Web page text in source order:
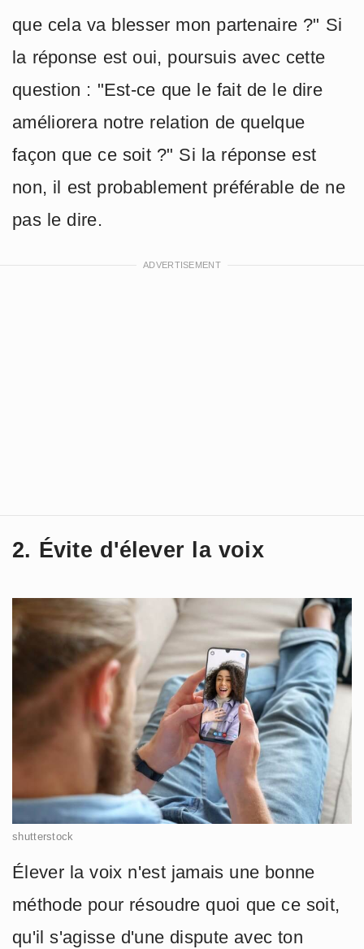
que cela va blesser mon partenaire ?" Si
la réponse est oui, poursuis avec cette
question : "Est-ce que le fait de le dire
améliorera notre relation de quelque
façon que ce soit ?" Si la réponse est
non, il est probablement préférable de ne
pas le dire.
2. Évite d'élever la voix
shutterstock
Élever la voix n'est jamais une bonne
méthode pour résoudre quoi que ce soit,
qu'il s'agisse d'une dispute avec ton